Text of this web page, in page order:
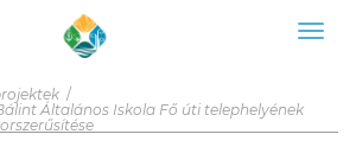
Általános Iskola Fő úti telephelyének